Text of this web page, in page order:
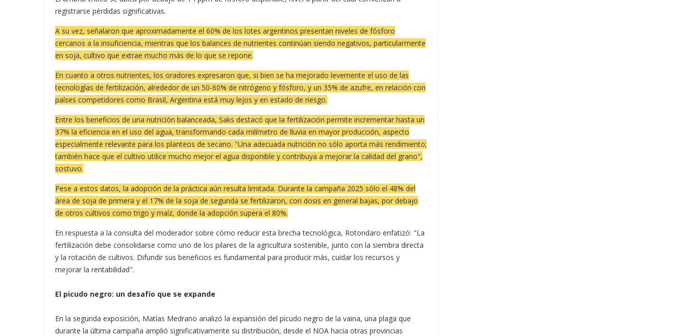
registrarse pérdidas significativas.
A su vez, señalaron que aproximadamente el 60% de los lotes argentinos presentan niveles de fósforo
cercanos a la insuficiencia, mientras que los balances de nutrientes continúan siendo negativos, particularmente
en soja, cultivo que extrae mucho más de lo que se repone.
En cuanto a otros nutrientes, los oradores expresaron que, si bien se ha mejorado levemente el uso de las
tecnologías de fertilización, alrededor de un 50-60% de nitrógeno y fósforo, y un 35% de azufre, en relación con
países competidores como Brasil, Argentina está muy lejos y en estado de riesgo.
Entre los beneficios de una nutrición balanceada, Saks destacó que la fertilización permite incrementar hasta un
37% la eficiencia en el uso del agua, transformando cada milímetro de lluvia en mayor producción, aspecto
especialmente relevante para los planteos de secano. "Una adecuada nutrición no sólo aporta más rendimiento;
también hace que el cultivo utilice mucho mejor el agua disponible y contribuya a mejorar la calidad del grano",
sostuvo.
Pese a estos datos, la adopción de la práctica aún resulta limitada. Durante la campaña 2025 sólo el 48% del
área de soja de primera y el 17% de la soja de segunda se fertilizaron, con dosis en general bajas, por debajo
de otros cultivos como trigo y maíz, donde la adopción supera el 80%.
En respuesta a la consulta del moderador sobre cómo reducir esta brecha tecnológica, Rotondaro enfatizó: "La
fertilización debe consolidarse como uno de los pilares de la agricultura sostenible, junto con la siembra directa
y la rotación de cultivos. Difundir sus beneficios es fundamental para producir más, cuidar los recursos y
mejorar la rentabilidad".
El picudo negro: un desafío que se expande
En la segunda exposición, Matías Medrano analizó la expansión del picudo negro de la vaina, una plaga que
durante la última campaña amplió significativamente su distribución, desde el NOA hacia otras provincias